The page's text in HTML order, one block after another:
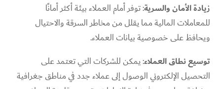
زيادة الأمان والسرية: توفر أمام العملاء بيئة أكثر أمانًا
للمعاملات المالية مما يقلل من مخاطر السرقة والاحتيال
ويحافظ على خصوصية بيانات العملاء.
توسيع نطاق العملاء: يمكن للشركات التي تعتمد على
التحصيل الإلكتروني الوصول إلى عملاء جدد في مناطق جغرافية